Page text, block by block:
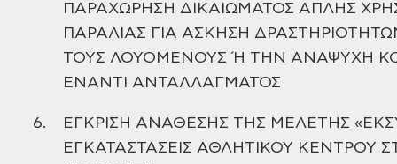
ΠΑΡΑΧΩΡΗΣΗ ΔΙΚΑΙΩΜΑΤΟΣ ΑΠΛΗΣ
ΠΑΡΑΛΙΑΣ ΓΙΑ ΑΣΚΗΣΗ
ΤΟΥΣ ΛΟΥΟΜΕΝΟΥΣ Ή ΤΗΝ ΑΝΑΨΥΧΗ
ΕΝΑΝΤΙ ΑΝΤΑΛΛΑΓΜΑΤΟΣ
6.
ΕΓΚΡΙΣΗ ΑΝΑΘΕΣΗΣ ΤΗΣ ΜΕΛΕΤΗΣ
ΕΓΚΑΤΑΣΤΑΣΕΙΣ ΑΘΛΗΤΙΚΟΥ ΚΕΝΤΡΟΥ